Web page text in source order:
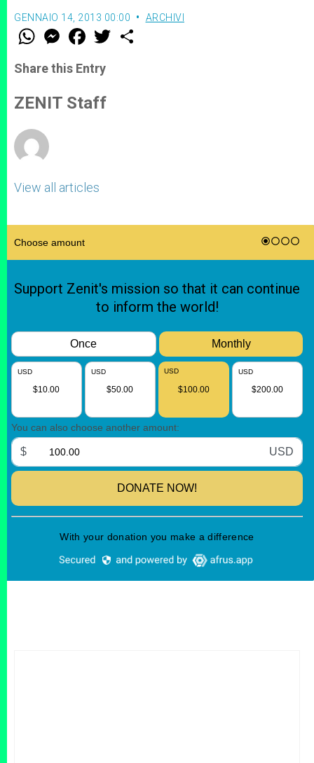
GENNAIO 14, 2013 00:00 ARCHIVI
W
t
s
p
p
M
e
s
e
g
e
F
a
e
b
o
k
w
Share this Entry
ZENIT Staff
View all articles